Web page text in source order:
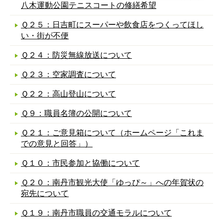
八木運動公園テニスコートの修繕希望
Ｑ２５：日吉町にスーパーや飲食店をつくってほし
い・街が不便
Ｑ２４：防災無線放送について
Ｑ２３：空家調査について
Ｑ２２：高山登山について
Ｑ９：職員名簿の公開について
Ｑ２１：ご意見箱について（ホームページ「これま
での意見と回答」）
Ｑ１０：市民参加と協働について
Ｑ２０：南丹市観光大使「ゆっぴ～」への年賀状の
宛先について
Ｑ１９：南丹市職員の交通モラルについて